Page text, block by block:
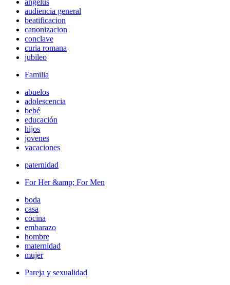
angelus
audiencia general
beatificacion
canonizacion
conclave
curia romana
jubileo
Familia
abuelos
adolescencia
bebé
educación
hijos
jovenes
vacaciones
paternidad
For Her &amp; For Men
boda
casa
cocina
embarazo
hombre
maternidad
mujer
Pareja y sexualidad